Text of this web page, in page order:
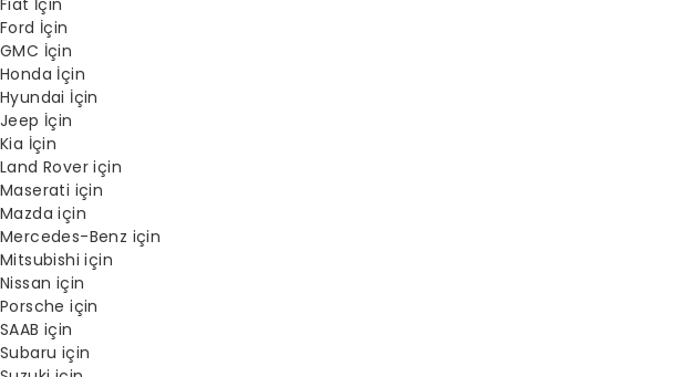
Ford İçin
GMC İçin
Honda İçin
Hyundai İçin
Jeep İçin
Kia İçin
Land Rover için
Maserati için
Mazda için
Mercedes-Benz için
Mitsubishi için
Nissan için
Porsche için
SAAB için
Subaru için